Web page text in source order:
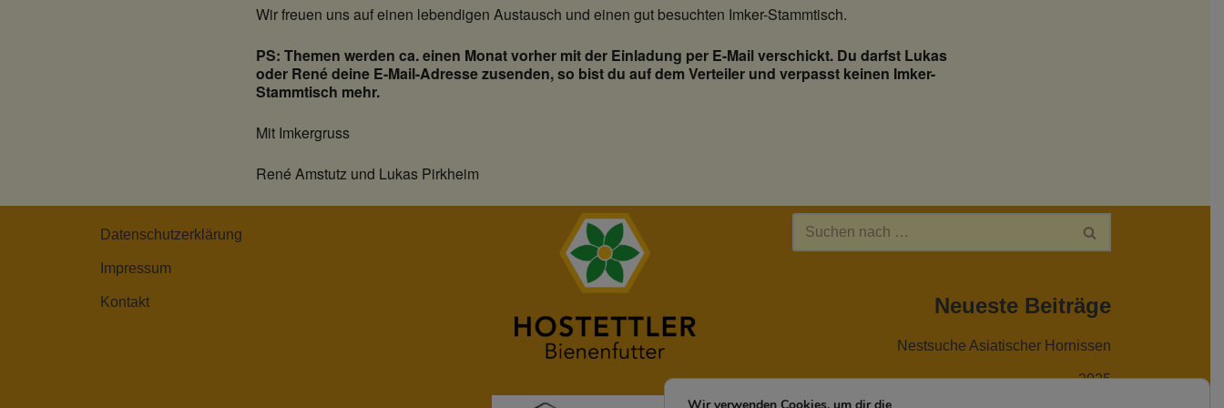
Wir freuen uns auf einen lebendigen Austausch und einen gut besuchten Imker-Stammtisch.
PS: Themen werden ca. einen Monat vorher mit der Einladung per E-Mail verschickt. Du darfst Lukas
oder René deine E-Mail-Adresse zusenden, so bist du auf dem Verteiler und verpasst keinen Imker-
Stammtisch mehr.
Mit Imkergruss
René Amstutz und Lukas Pirkheim
Datenschutzerklärung
Impressum
Kontakt Neueste Beiträge
Nestsuche Asiatischer Hornissen
2025